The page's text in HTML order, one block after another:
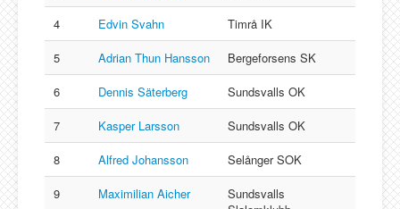
4
Edvin Svahn
Timrå IK
5
Adrian Thun Hansson
Bergeforsens SK
6
Dennis Säterberg
Sundsvalls OK
7
Kasper Larsson
Sundsvalls OK
8
Alfred Johansson
Selånger SOK
9
Maximilian Aicher
Sundsvalls